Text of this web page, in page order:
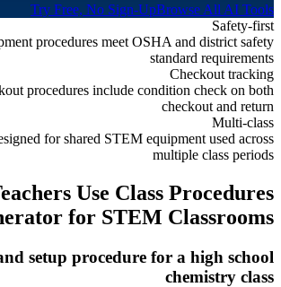
Try Free, No Sign-UpBrowse All AI Tools
Safety-first
procedures meet OSHA and district safety
standard requirements
Checkout tracking
procedures include condition check on both
checkout and return
Multi-class
for shared STEM equipment used across
multiple class periods
Use Class Procedures
for STEM Classrooms
setup procedure for a high school
chemistry class